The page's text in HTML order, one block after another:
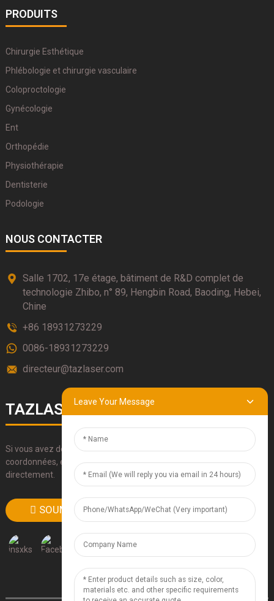
PRODUITS
Chirurgie Esthétique
Phlébologie et chirurgie vasculaire
Coloproctologie
Gynécologie
Ent
Orthopédie
Physiothérapie
Dentisterie
Podologie
NOUS CONTACTER
Salle 1702, 17e étage, bâtiment de R&D complet de
technologie Zhibo, n° 89, Hengbin Road, Baoding, Hebei,
Chine
+86 18931273229
0086-18931273229
directeur@tazlaser.com
TAZLASERS
Si vous avez des questions sur nos produits, veuillez utiliser nos
coordonnées, envoyez-nous un e-mail ou appelez-nous
directement.
SOUMETTRE
Leave Your Message